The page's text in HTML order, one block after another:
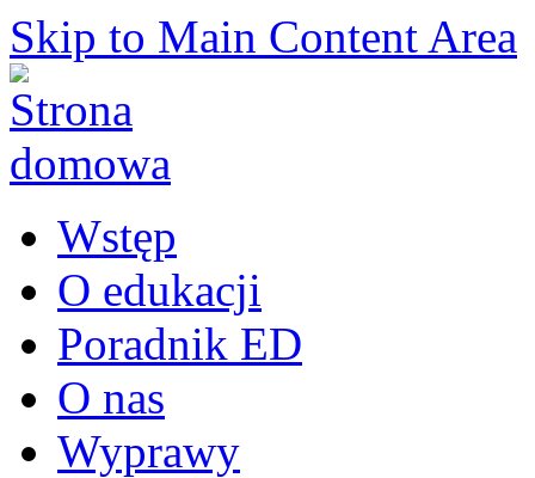
Skip to Main Content Area
Wstęp
O edukacji
Poradnik ED
O nas
Wyprawy